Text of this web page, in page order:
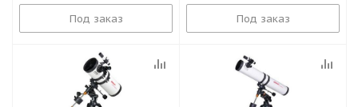
Под заказ Под заказ